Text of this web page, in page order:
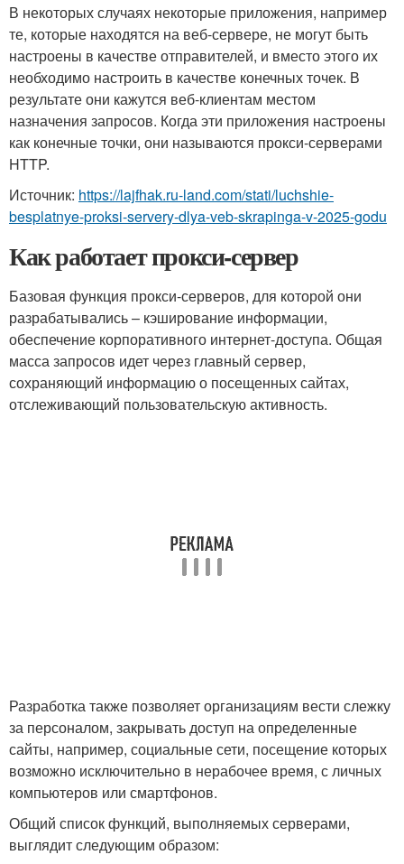
В некоторых случаях некоторые приложения, например
те, которые находятся на веб-сервере, не могут быть
настроены в качестве отправителей, и вместо этого их
необходимо настроить в качестве конечных точек. В
результате они кажутся веб-клиентам местом
назначения запросов. Когда эти приложения настроены
как конечные точки, они называются прокси-серверами
HTTP.
Источник: https://lajfhak.ru-land.com/stati/luchshie-
besplatnye-proksi-servery-dlya-veb-skrapinga-v-2025-godu
Как работает прокси-сервер
Базовая функция прокси-серверов, для которой они
разрабатывались – кэширование информации,
обеспечение корпоративного интернет-доступа. Общая
масса запросов идет через главный сервер,
сохраняющий информацию о посещенных сайтах,
отслеживающий пользовательскую активность.
Разработка также позволяет организациям вести слежку
за персоналом, закрывать доступ на определенные
сайты, например, социальные сети, посещение которых
возможно исключительно в нерабочее время, с личных
компьютеров или смартфонов.
Общий список функций, выполняемых серверами,
выглядит следующим образом: